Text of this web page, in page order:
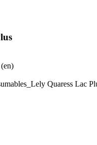
Quaress Lac